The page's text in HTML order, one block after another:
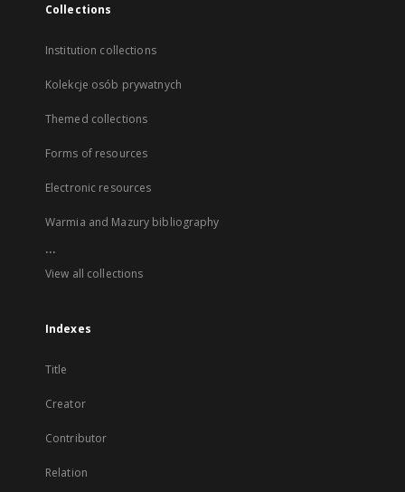
Collections
Institution collections
Kolekcje osób prywatnych
Themed collections
Forms of resources
Electronic resources
Warmia and Mazury bibliography
...
View all collections
Indexes
Title
Creator
Contributor
Relation